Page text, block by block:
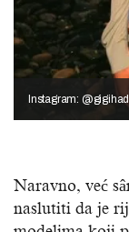
Instagram:
Naravno, već
naslutiti da je